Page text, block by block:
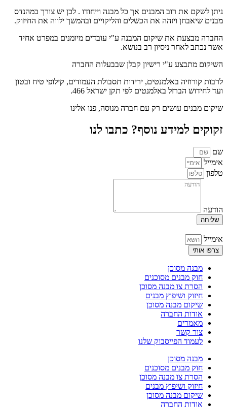
ניתן לשקם את רוב המבנים אך כל מבנה וייחודו . לכן יש צורך במהנדס
מבנים שיאבחן ויזהה את הכשלים והליקויים ובהמשך ילווה את החיזוק.
החברה מבצעת את שיקום המבנה ע"י עובדים מיומנים במפרט אחיד
אשר נכתב לאחר ניסיון רב בנושא.
השיקום מתבצע ע"י רישיון קבלן שבבעלות החברה
לרבות קורוזיה באלמנטים, ירידות תסבולת העמודים, קילופי טיח ובטון
ועד לחידוש הברזל באלמנטים לפי תקן ישראל 466.
שיקום מבנים עושים רק עם חברה מנוסה, פנו אלינו
זקוקים למידע נוסף? כתבו לנו
שם
אימייל
טלפון
הודעה
שליחה
אימייל
צרפו אותי
מבנה מסוכן
חוק מבנים מסוכנים
הסרת צו מבנה מסוכן
חיזוק ושיפוץ מבנים
שיקום מבנה מסוכן
אודות החברה
מאמרים
צור קשר
לעמוד הפייסבוק שלנו
מבנה מסוכן
חוק מבנים מסוכנים
הסרת צו מבנה מסוכן
חיזוק ושיפוץ מבנים
שיקום מבנה מסוכן
אודות החברה